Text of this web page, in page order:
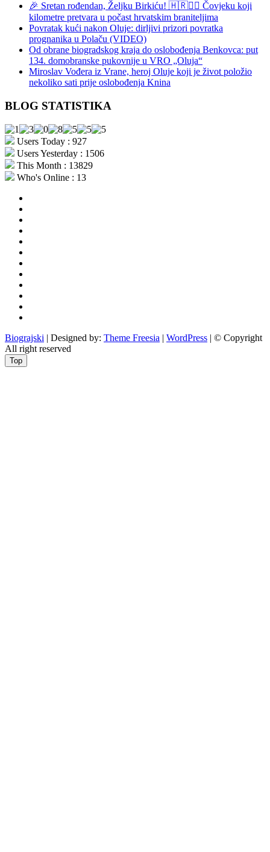
🎉 Sretan rođendan, Željku Birkiću! 🇭🇷🏃‍♂️ Čovjeku koji
kilometre pretvara u počast hrvatskim braniteljima
Povratak kući nakon Oluje: dirljivi prizori povratka
prognanika u Polaču (VIDEO)
Od obrane biogradskog kraja do oslobođenja Benkovca: put
134. domobranske pukovnije u VRO „Oluja“
Miroslav Vođera iz Vrane, heroj Oluje koji je život položio
nekoliko sati prije oslobođenja Knina
BLOG STATISTIKA
Users Today : 927
Users Yesterday : 1506
This Month : 13829
Who's Online : 13
Biograjski | Designed by: Theme Freesia | WordPress | © Copyright
All right reserved
Top